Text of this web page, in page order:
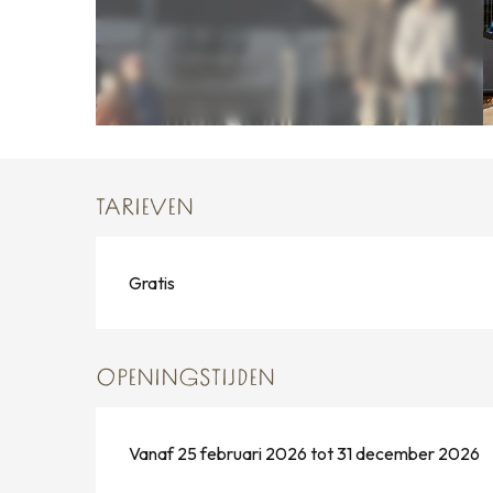
TARIEVEN
Gratis
OPENINGSTIJDEN
Vanaf 25 februari 2026 tot 31 december 2026